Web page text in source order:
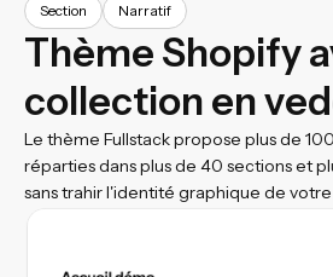
Section Narratif
Thème Shopify
collection en
Le thème Fullstack propose plus de
réparties dans plus de 40 sections et
sans trahir l'identité graphique de